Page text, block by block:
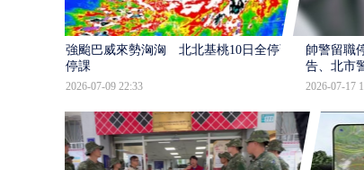
強颱巴威來勢洶洶 北北基桃10日全停班
停課
2026-07-09 22:33
帥警留職
告、北市
2026-07-17